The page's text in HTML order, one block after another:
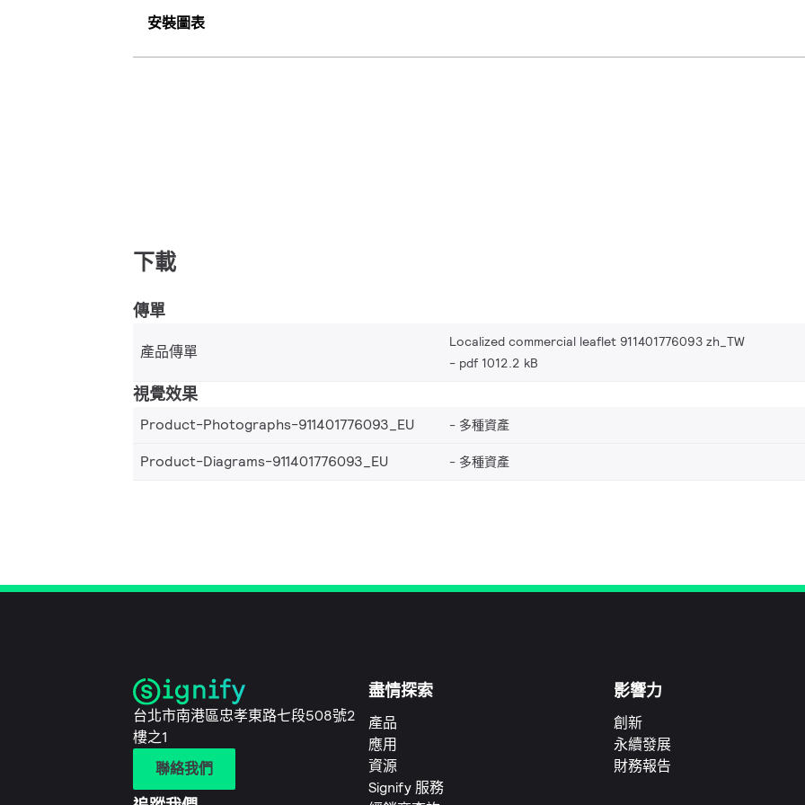
安裝圖表
下載
傳單
產品傳單
Localized commercial leaflet 911401776093 zh_TW
pdf 1012.2 kB
視覺效果
Product-Photographs-911401776093_EU 多種資產
Product-Diagrams-911401776093_EU 多種資產
台北市南港區忠孝東路七段508號2
樓之1
聯絡我們
盡情探索
產品
應用
資源
Signify 服務
影響力
創新
永續發展
財務報告